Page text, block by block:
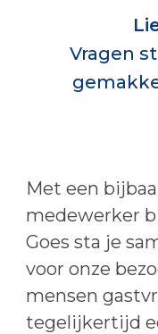
Vragen
Met een
medewerker
Goes sta je
voor onze
mensen
tegelijkertijd